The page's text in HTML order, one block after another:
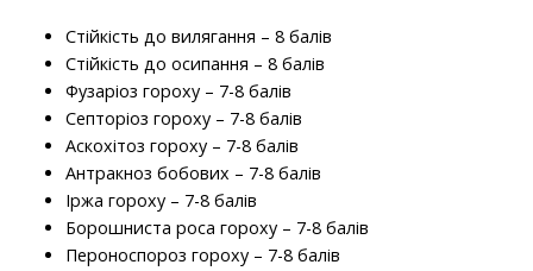
Стійкість до вилягання – 8 балів
Стійкість до осипання – 8 балів
Фузаріоз гороху – 7-8 балів
Септоріоз гороху – 7-8 балів
Аскохітоз гороху – 7-8 балів
Антракноз бобових – 7-8 балів
Іржа гороху – 7-8 балів
Борошниста роса гороху – 7-8 балів
Пероноспороз гороху – 7-8 балів